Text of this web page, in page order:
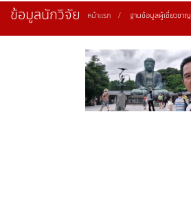
ข้อมูลนักวิจัย หน้าแรก ฐานข้อมูลผู้เชี่ยวชาญ